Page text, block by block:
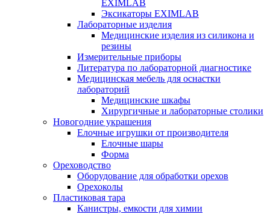
EXIMLAB
Эксикаторы EXIMLAB
Лабораторные изделия
Медицинские изделия из силикона и
резины
Измерительные приборы
Литература по лабораторной диагностике
Медицинская мебель для оснастки
лабораторий
Медицинские шкафы
Хирургичные и лабораторные столики
Новогодние украшения
Елочные игрушки от производителя
Елочные шары
Форма
Ореховодство
Оборудование для обработки орехов
Орехоколы
Пластиковая тара
Канистры, емкости для химии